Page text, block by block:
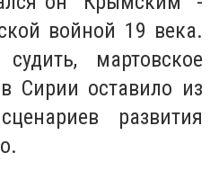
войной 19 века.
мартовское
Сирии оставило из
развития